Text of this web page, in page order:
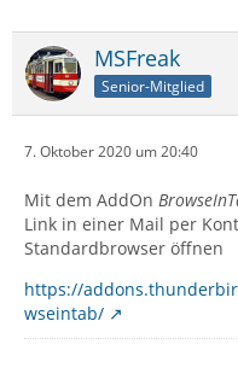
MSFreak
Senior-Mitglied
7. Oktober 2020 um 20:40
Mit dem AddOn
Link in einer Mail per
Standardbrowser öffnen
https://
wseintab/